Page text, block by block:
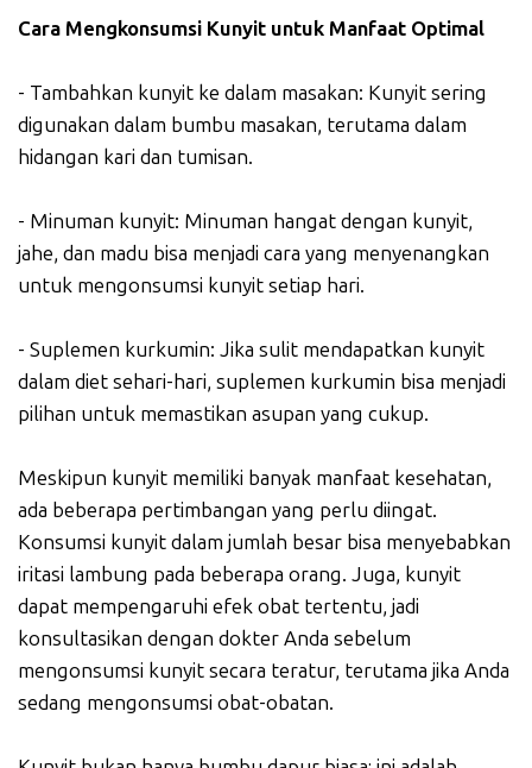
Cara Mengkonsumsi Kunyit untuk Manfaat Optimal
- Tambahkan kunyit ke dalam masakan: Kunyit sering
digunakan dalam bumbu masakan, terutama dalam
hidangan kari dan tumisan.
- Minuman kunyit: Minuman hangat dengan kunyit,
jahe, dan madu bisa menjadi cara yang menyenangkan
untuk mengonsumsi kunyit setiap hari.
- Suplemen kurkumin: Jika sulit mendapatkan kunyit
dalam diet sehari-hari, suplemen kurkumin bisa menjadi
pilihan untuk memastikan asupan yang cukup.
Meskipun kunyit memiliki banyak manfaat kesehatan,
ada beberapa pertimbangan yang perlu diingat.
Konsumsi kunyit dalam jumlah besar bisa menyebabkan
iritasi lambung pada beberapa orang. Juga, kunyit
dapat mempengaruhi efek obat tertentu, jadi
konsultasikan dengan dokter Anda sebelum
mengonsumsi kunyit secara teratur, terutama jika Anda
sedang mengonsumsi obat-obatan.